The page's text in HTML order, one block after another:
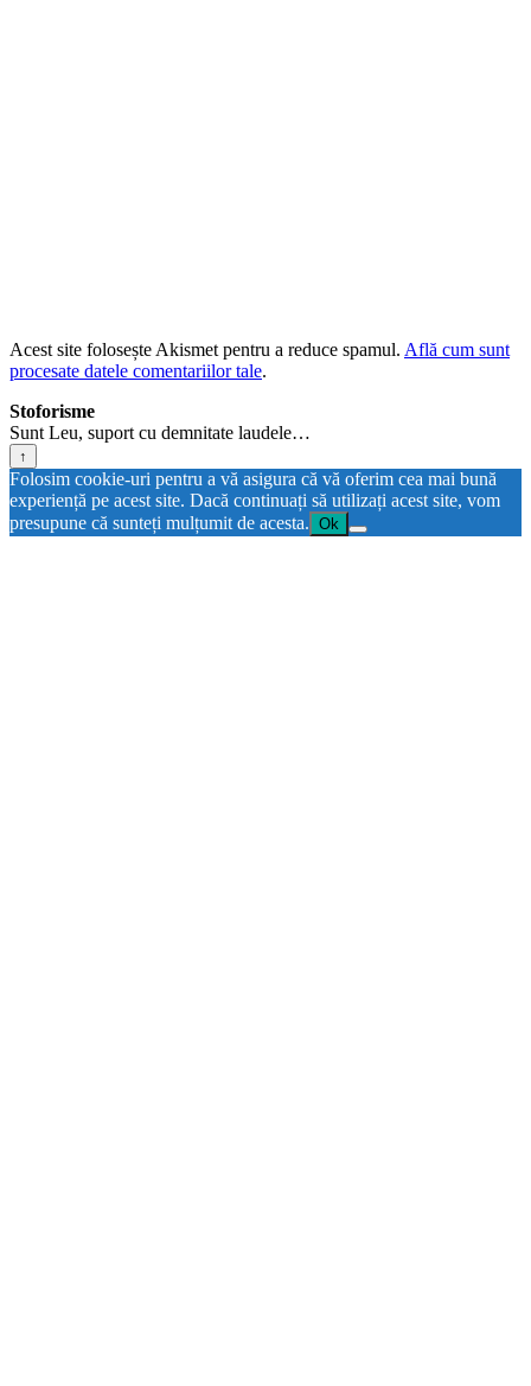
Acest site folosește Akismet pentru a reduce spamul. Află cum sunt
procesate datele comentariilor tale.
Stoforisme
Sunt Leu, suport cu demnitate laudele…
↑
Folosim cookie-uri pentru a vă asigura că vă oferim cea mai bună
experiență pe acest site. Dacă continuați să utilizați acest site, vom
presupune că sunteți mulțumit de acesta. Ok